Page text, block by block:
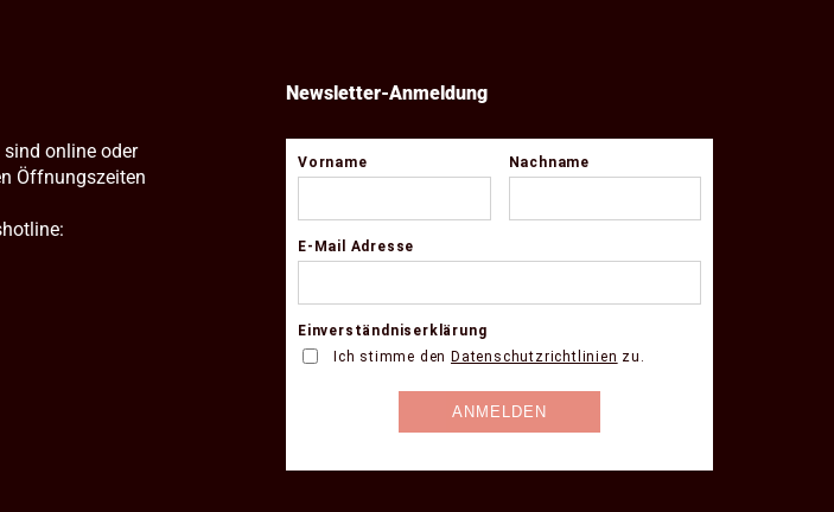
sind online oder
Öffnungszeiten
Newsletter-Anmeldung